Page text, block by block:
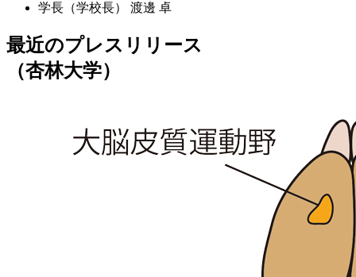
学長（学校長）
渡邊 卓
最近のプレスリリース
（杏林大学）